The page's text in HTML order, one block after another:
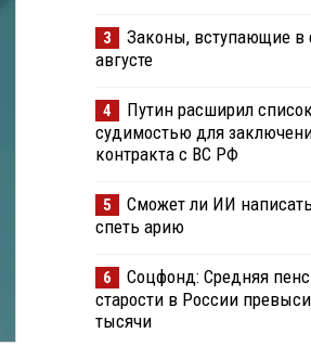
3
Законы, вступающие в
августе
4
Путин расширил
судимостью для
контракта с ВС РФ
5
Сможет ли ИИ
спеть арию
6
Соцфонд: Средняя
старости в России
тысячи